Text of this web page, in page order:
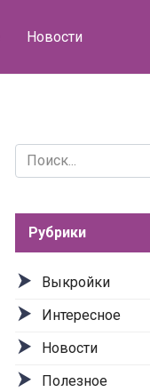
Новости
Search
for:
Рубрики
Выкройки
Интересное
Новости
Полезное